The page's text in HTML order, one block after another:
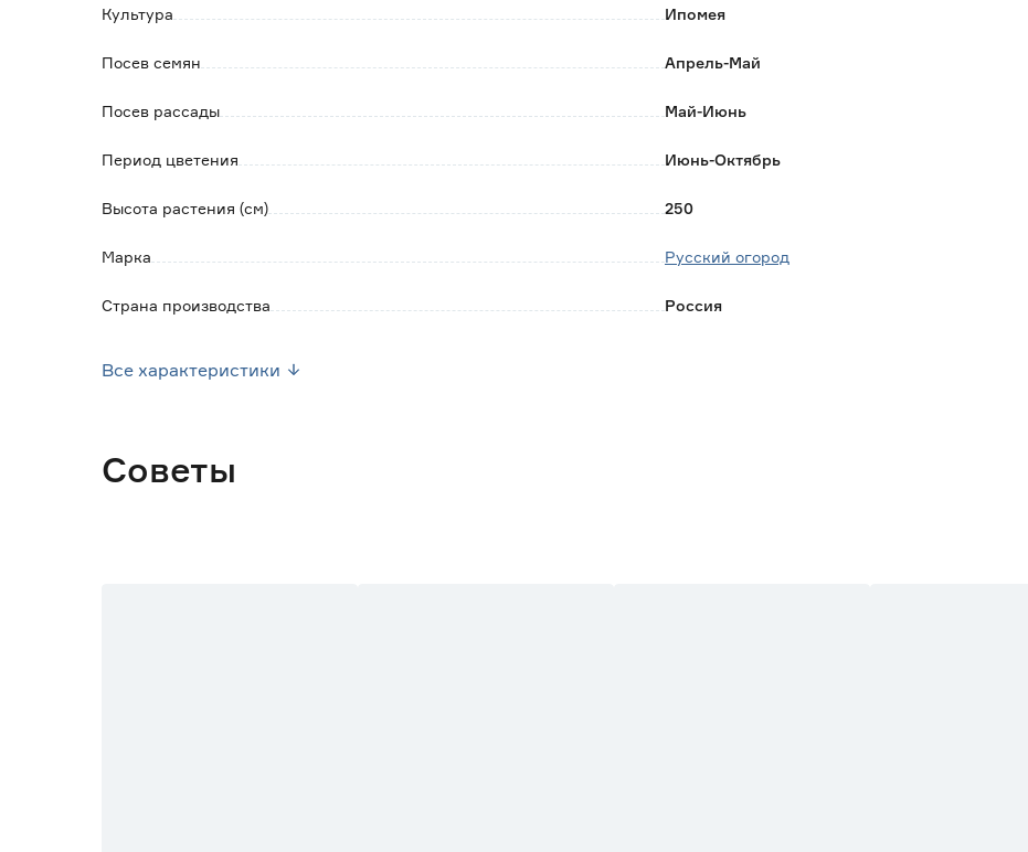
Культура Ипомея
Посев семян Апрель-Май
Посев рассады Май-Июнь
Период цветения Июнь-Октябрь
Высота растения (см) 250
Марка Русский огород
Страна производства Россия
Все характеристики
Советы